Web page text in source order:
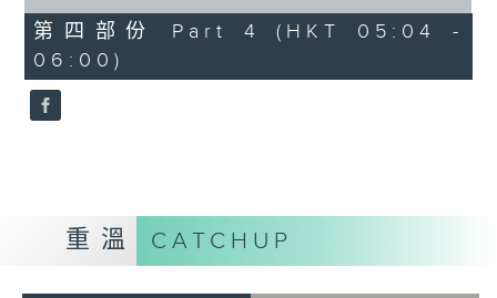
56
minutes,
9
seconds
第四部份 Part 4 (HKT 05:04 -
06:00)
重溫 CATCHUP